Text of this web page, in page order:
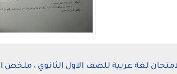
لغة عربية للصف الاول الثانوي ، ملخص